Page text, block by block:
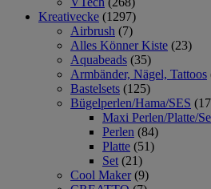
Kreativecke (1297)
Airbrush (7)
Alles Könner Kiste (23)
Aquabeads (35)
Armbänder, Nägel, Tattoos
Bastelsets (125)
Bügelperlen/Hama/SES
Maxi Perlen/Platte/
Perlen (84)
Platte (51)
Set (21)
Cool Maker (9)